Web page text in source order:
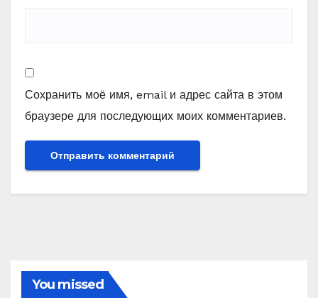
Сохранить моё имя, email и адрес сайта в этом
браузере для последующих моих комментариев.
You missed